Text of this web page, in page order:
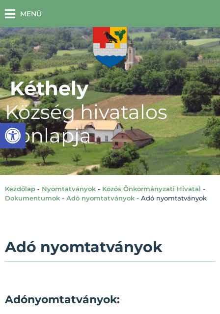
Eszköztár megnyitása
MENÜ
Kéthely
Község hivatalos
honlapja
Kezdőlap - Nyomtatványok - Közös Önkormányzati Hivatal -
Dokumentumok - Adó nyomtatványok - Adó nyomtatványok
Adó nyomtatványok
Adónyomtatványok: